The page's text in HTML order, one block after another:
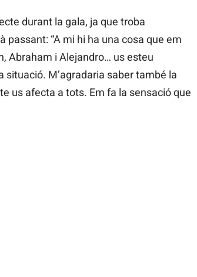
durant la gala, ja que troba
passant: “A mi hi ha una cosa que em
Abraham i Alejandro… us esteu
M’agradaria saber també la
us afecta a tots. Em fa la sensació que